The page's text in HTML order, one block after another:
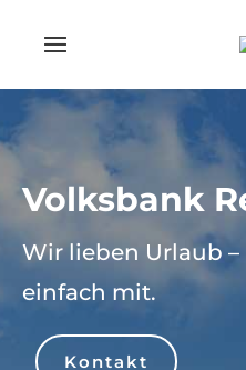
Volksbank
Wir lieben Urlaub
einfach mit.
Kontakt